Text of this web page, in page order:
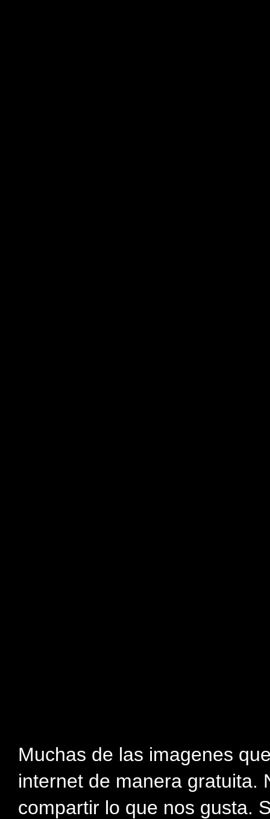
Muchas de las imagenes
internet de manera gratuita.
compartir lo que nos gusta.